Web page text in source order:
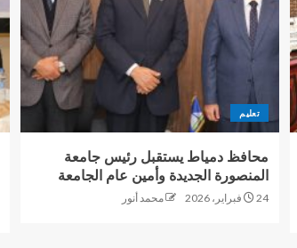
تعليم
محافظ دمياط يستقبل رئيس جامعة
المنصورة الجديدة وأمين عام الجامعة
24 فبراير، 2026 محمد أنور